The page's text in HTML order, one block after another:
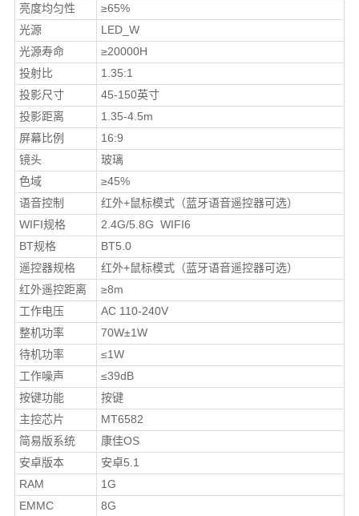
亮度均匀性
≥65%
光源
LED_W
光源寿命
≥20000H
投射比
1.35:1
投影尺寸
45-150英寸
投影距离
1.35-4.5m
屏幕比例
16:9
镜头
玻璃
色域
≥45%
语音控制
红外+鼠标模式（蓝牙语音遥控器可选）
WIFI规格
2.4G/5.8G WIFI6
BT规格
BT5.0
遥控器规格
红外+鼠标模式（蓝牙语音遥控器可选）
红外遥控距离
≥8m
工作电压
AC 110-240V
整机功率
70W±1W
待机功率
≤1W
工作噪声
≤39dB
按键功能
按键
主控芯片
MT6582
简易版系统
康佳OS
安卓版本
安卓5.1
RAM
1G
EMMC
8G